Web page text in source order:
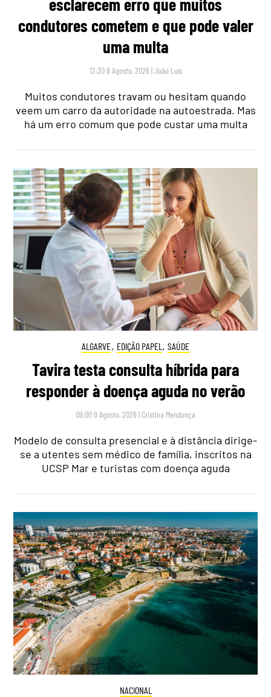
esclarecem erro que muitos
condutores cometem e que pode valer
uma multa
12:30 8 Agosto, 2026 |João Luís
Muitos condutores travam ou hesitam quando
veem um carro da autoridade na autoestrada. Mas
há um erro comum que pode custar uma multa
ALGARVE, EDIÇÃO PAPEL , SAÚDE
Tavira testa consulta híbrida para
responder à doença aguda no verão
09:00 9 Agosto, 2026 | Cristina Mendonça
Modelo de consulta presencial e à distância dirige-
se a utentes sem médico de família, inscritos na
UCSP Mar e turistas com doença aguda
NACIONAL